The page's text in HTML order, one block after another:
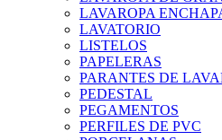
LAVAROPA
LAVATORIO
LISTELOS
PAPELERAS
PARANTES DE
PEDESTAL
PEGAMENTOS
PERFILES DE PVC